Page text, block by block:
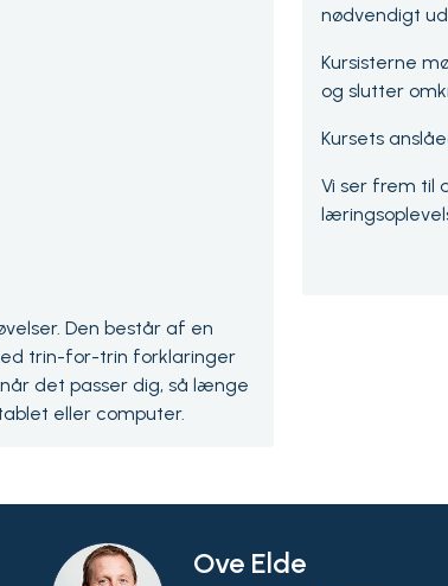
Den består af en
trin-for-trin forklaringer
det passer dig, så længe
eller computer.
nødvendigt
Kursisterne
og slutter
Kursets
Vi ser frem til
Ove Elde